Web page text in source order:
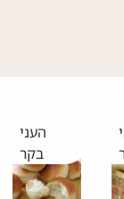
העני
בקר